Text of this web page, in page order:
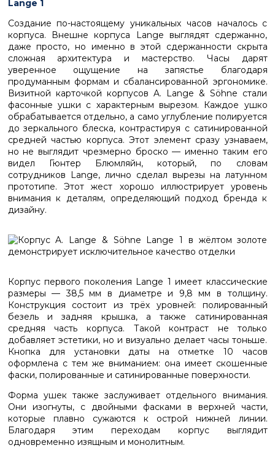
Lange 1
Создание по-настоящему уникальных часов началось с
корпуса. Внешне корпуса Lange выглядят сдержанно,
даже просто, но именно в этой сдержанности скрыта
сложная архитектура и мастерство. Часы дарят
уверенное ощущение на запястье благодаря
продуманным формам и сбалансированной эргономике.
Визитной карточкой корпусов A. Lange & Söhne стали
фасонные ушки с характерным вырезом. Каждое ушко
обрабатывается отдельно, а само углубление полируется
до зеркального блеска, контрастируя с сатинированной
средней частью корпуса. Этот элемент сразу узнаваем,
но не выглядит чрезмерно броско — именно таким его
видел Гюнтер Блюмляйн, который, по словам
сотрудников Lange, лично сделал вырезы на латунном
прототипе. Этот жест хорошо иллюстрирует уровень
внимания к деталям, определяющий подход бренда к
дизайну.
Корпус первого поколения Lange 1 имеет классические
размеры — 38,5 мм в диаметре и 9,8 мм в толщину.
Конструкция состоит из трёх уровней: полированный
безель и задняя крышка, а также сатинированная
средняя часть корпуса. Такой контраст не только
добавляет эстетики, но и визуально делает часы тоньше.
Кнопка для установки даты на отметке 10 часов
оформлена с тем же вниманием: она имеет скошенные
фаски, полированные и сатинированные поверхности.
Форма ушек также заслуживает отдельного внимания.
Они изогнуты, с двойными фасками в верхней части,
которые плавно сужаются к острой нижней линии.
Благодаря этим переходам корпус выглядит
одновременно изящным и монолитным.